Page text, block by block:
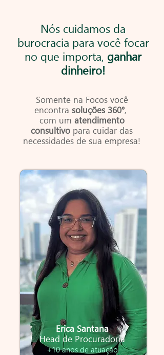
Nós cuidamos da
burocracia para você focar
no que importa, ganhar
dinheiro!
Somente na Focos você
encontra soluções 360°,
com um atendimento
consultivo para cuidar das
necessidades de sua empresa!
Erica Santana
Head de Procuradoria
+10 anos de atuação